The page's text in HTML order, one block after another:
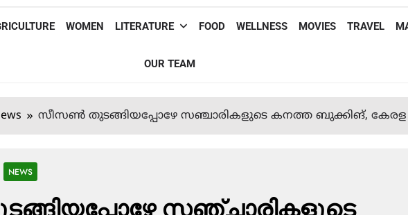
WOMEN LITERATURE FOOD WELLNESS MOVIES TRAVEL
OUR TEAM
സീസണ്‍ തുടങ്ങിയപ്പോഴേ സഞ്ചാരികളുടെ കനത്ത ബുക്കിങ്,
NEWS
സഞ്ചാരികളുടെ